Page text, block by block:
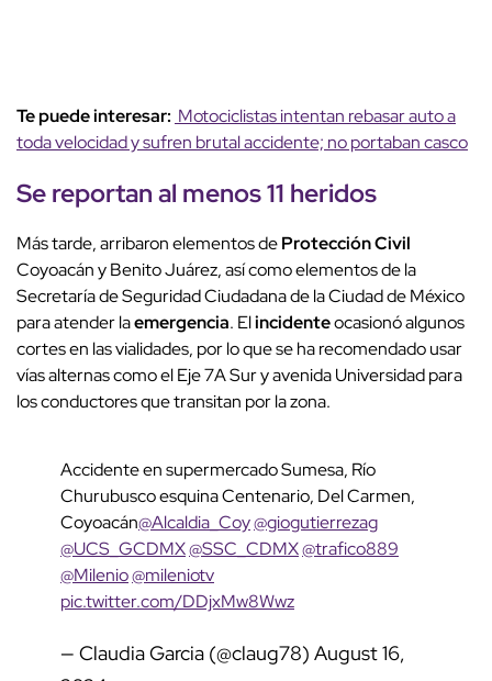
Te puede interesar: Motociclistas intentan rebasar auto a
toda velocidad y sufren brutal accidente; no portaban casco
Se reportan al menos 11 heridos
Más tarde, arribaron elementos deProtección Civil
Coyoacán y Benito Juárez, así como elementos de la
Secretaría de Seguridad Ciudadana de la Ciudad de México
para atender laemergencia. Elincidenteocasionó algunos
cortes en las vialidades, por lo que se ha recomendado usar
vías alternas como el Eje 7A Sur y avenida Universidad para
los conductores que transitan por la zona.
Accidente en supermercado Sumesa, Río
Churubusco esquina Centenario, Del Carmen,
Coyoacán@Alcaldia_Coy@giogutierrezag
@UCS_GCDMX@SSC_CDMX@trafico889
@Milenio@mileniotv
pic.twitter.com/DDjxMw8Wwz
— Claudia Garcia (@claug78) August 16,